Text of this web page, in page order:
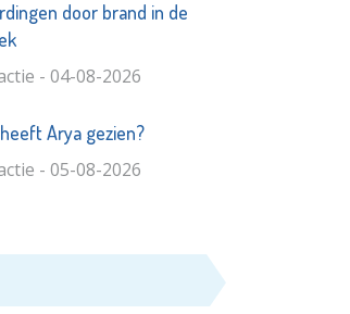
door brand in de
- 04-08-2026
Arya gezien?
- 05-08-2026